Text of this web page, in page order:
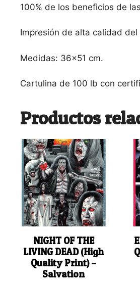
100% de los beneficios de
Impresión de alta calidad
Medidas: 36×51 cm.
Cartulina de 100 lb con
Productos
NIGHT OF THE
LIVING DEAD (High
Quality Print) –
Salvation